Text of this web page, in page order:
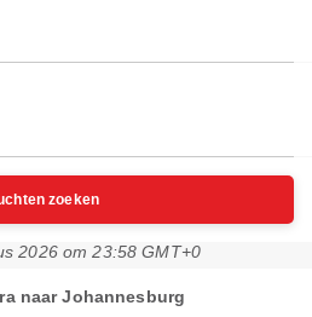
zoeken
2026 om 23:58 GMT+0
naar Johannesburg